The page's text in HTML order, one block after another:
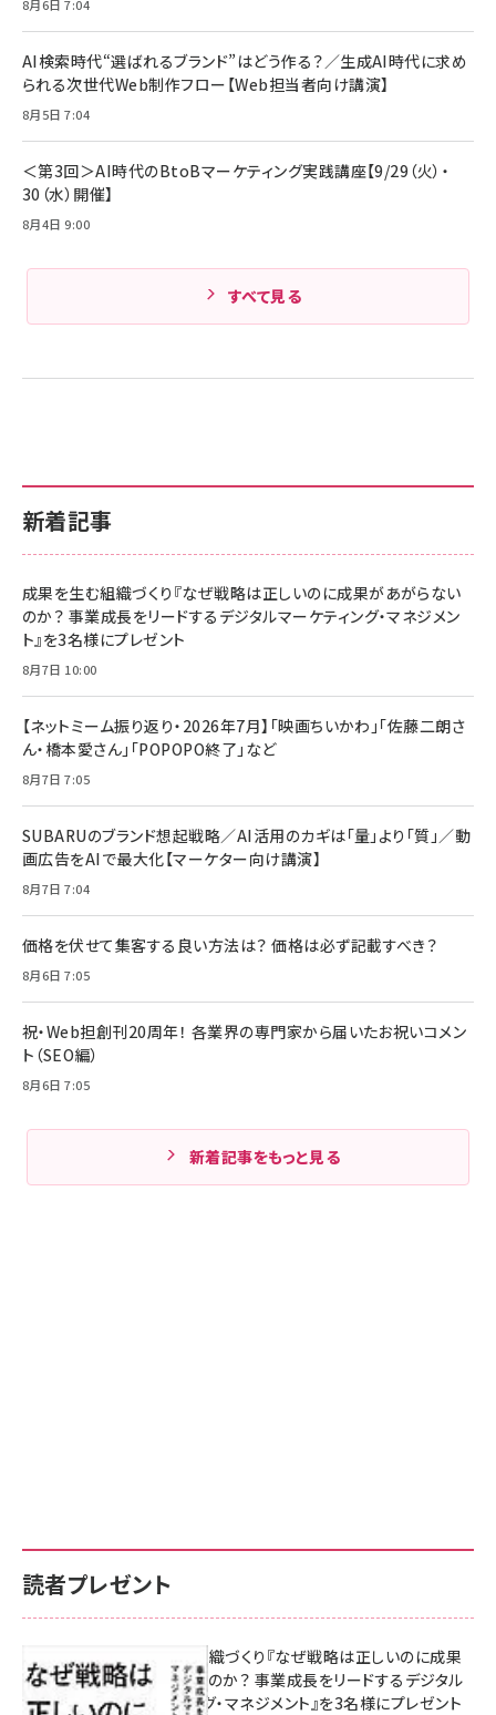
新着記事
成果を生む組織づくり『なぜ戦略は正しいのに成果があがらない
のか？ 事業成長をリードするデジタルマーケティング・マネジメン
ト』を3名様にプレゼント
8月7日 10:00
【ネットミーム振り返り・2026年7月】「映画ちいかわ」「佐藤二朗さ
ん・橋本愛さん」「POPOPO終了」など
8月7日 7:05
SUBARUのブランド想起戦略／AI活用のカギは「量」より「質」／動
画広告をAIで最大化【マーケター向け講演】
8月7日 7:04
価格を伏せて集客する良い方法は？ 価格は必ず記載すべき？
8月6日 7:05
祝・Web担創刊20周年！ 各業界の専門家から届いたお祝いコメン
ト（SEO編）
8月6日 7:05
新着記事をもっと見る
読者プレゼント
成果を生む組織づくり『なぜ戦略は正しいのに成果
があがらないのか？ 事業成長をリードするデジタル
マーケティング・マネジメント』を3名様にプレゼント
8月6日 7:04
AI検索時代“選ばれるブランド”はどう作る？／生成AI時代に求め
られる次世代Web制作フロー【Web担当者向け講演】
8月5日 7:04
＜第3回＞AI時代のBtoBマーケティング実践講座【9/29（火）・
30（水）開催】
8月4日 9:00
すべて見る